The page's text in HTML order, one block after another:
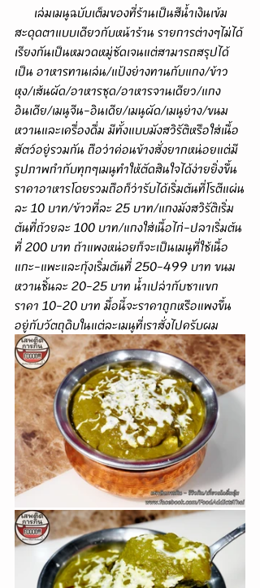
สะดุดตาแบบเดียวกับหน้าร้าน รายการต่างๆไม่ได้
เรียงกันเป็นหมวดหมู่ชัดเจนแต่สามารถสรุปได้
เป็น อาหารทานเล่น/แป้งย่างทานกับแกง/ข้าว
หุง/เส้นผัด/อาหารชุด/อาหารจานเดียว/แกง
อินเดีย/เมนูจีน-อินเดีย/เมนูผัด/เมนูย่าง/ขนม
หวานและเครื่องดื่ม มีทั้งแบบมังสวิรัติหรือใส่เนื้อ
สัตว์อยู่รวมกัน ถือว่าค่อนข้างสั่งยากหน่อยแต่มี
รูปภาพกำกับทุกๆเมนูทำให้ตัดสินใจได้ง่ายยิ่งขึ้น
ราคาอาหารโดยรวมถือก็ว่ารับได้เริ่มต้นที่โรตีแผ่น
ละ 10 บาท/ข้าวที่ละ 25 บาท/แกงมังสวิรัติเริ่ม
ต้นที่ถ้วยละ 100 บาท/แกงใส่เนื้อไก่-ปลาเริ่มต้น
ที่ 200 บาท ถ้าแพงหน่อยก็จะเป็นเมนูที่ใช้เนื้อ
แกะ-แพะและกุ้งเริ่มต้นที่ 250-499 บาท ขนม
หวานชิ้นละ 20-25 บาท น้ำเปล่ากับชาแขก
ราคา 10-20 บาท มื้อนี้จะราคาถูกหรือแพงขึ้น
อยู่กับวัตถุดิบในแต่ละเมนูที่เราสั่งไปครับผม